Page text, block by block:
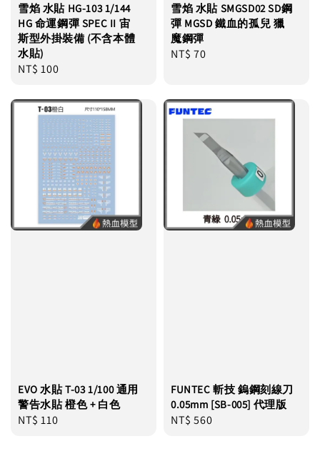
雪焰 水貼 HG-103 1/144
HG 命運鋼彈 SPEC II 宙
斯型外掛裝備 (不含本體
水貼)
Regular
NT$ 100
雪焰 水貼 SMGSD02 SD鋼
彈 MGSD 鐵血的孤兒 獵
魔鋼彈
Regular
NT$ 70
EVO 水貼 T-03 1/100 通用
警告水貼 橙色 + 白色
Regular
NT$ 110
FUNTEC 斬技 鎢鋼刻線刀
0.05mm [SB-005] 代理版
Regular
NT$ 560